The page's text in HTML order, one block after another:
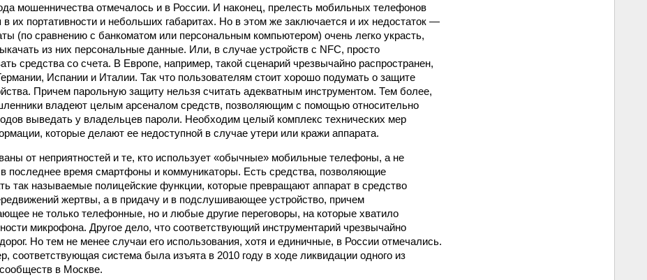
мошенничества отмечалось и в России. И наконец, прелесть мобильных телефонов
в их портативности и небольших габаритах. Но в этом же заключается и их недостаток —
(по сравнению с банкоматом или персональным компьютером) очень легко украсть,
из них персональные данные. Или, в случае устройств с NFC, просто
средства со счета. В Европе, например, такой сценарий чрезвычайно распространен,
Испании и Италии. Так что пользователям стоит хорошо подумать о защите
Причем парольную защиту нельзя считать адекватным инструментом. Тем более,
владеют целым арсеналом средств, позволяющим с помощью относительно
выведать у владельцев пароли. Необходим целый комплекс технических мер
которые делают ее недоступной в случае утери или кражи аппарата.
от неприятностей и те, кто использует «обычные» мобильные телефоны, а не
последнее время смартфоны и коммуникаторы. Есть средства, позволяющие
так называемые полицейские функции, которые превращают аппарат в средство
жертвы, а в придачу и в подслушивающее устройство, причем
не только телефонные, но и любые другие переговоры, на которые хватило
микрофона. Другое дело, что соответствующий инструментарий чрезвычайно
Но тем не менее случаи его использования, хотя и единичные, в России отмечались.
соответствующая система была изъята в 2010 году в ходе ликвидации одного из
в Москве.